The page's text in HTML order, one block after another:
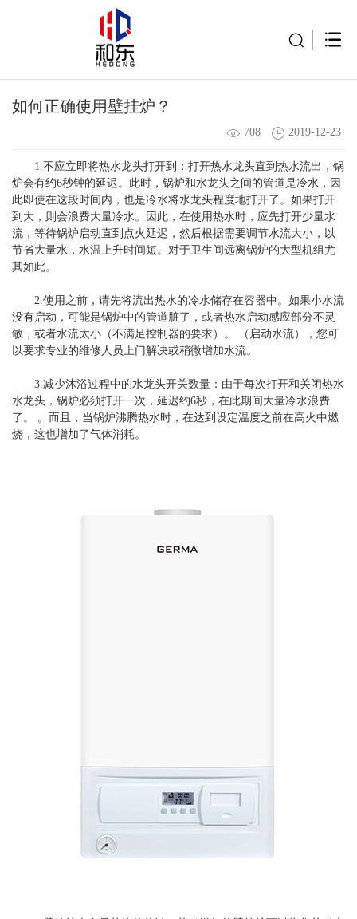
如何正确使用壁挂炉？
708 2019-12-23
1.不应立即将热水龙头打开到：打开热水龙头直到热水流出，锅
炉会有约6秒钟的延迟。此时，锅炉和水龙头之间的管道是冷水，因
此即使在这段时间内，也是冷水将水龙头程度地打开了。如果打开
到大，则会浪费大量冷水。因此，在使用热水时，应先打开少量水
流，等待锅炉启动直到点火延迟，然后根据需要调节水流大小，以
节省大量水，水温上升时间短。对于卫生间远离锅炉的大型机组尤
其如此。
2.使用之前，请先将流出热水的冷水储存在容器中。如果小水流
没有启动，可能是锅炉中的管道脏了，或者热水启动感应部分不灵
敏，或者水流太小（不满足控制器的要求）。 （启动水流），您可
以要求专业的维修人员上门解决或稍微增加水流。
3.减少沐浴过程中的水龙头开关数量：由于每次打开和关闭热水
水龙头，锅炉必须打开一次，延迟约6秒，在此期间大量冷水浪费
了。 。而且，当锅炉沸腾热水时，在达到设定温度之前在高火中燃
烧，这也增加了气体消耗。